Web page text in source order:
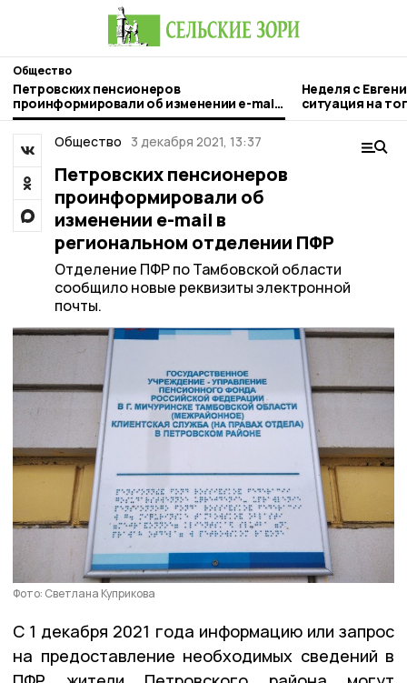
Общество
Петровских пенсионеров
проинформировали об изменении e-mail
в региональном отделении ПФР
Неделя с
ситуация на
городе и
Общество
3 декабря 2021, 13:37
Петровских пенсионеров
проинформировали об
изменении e-mail в
региональном отделении ПФР
Отделение ПФР по Тамбовской области
сообщило новые реквизиты электронной
почты.
Фото: Светлана Куприкова
С 1 декабря 2021 года информацию или запрос
на предоставление необходимых сведений в